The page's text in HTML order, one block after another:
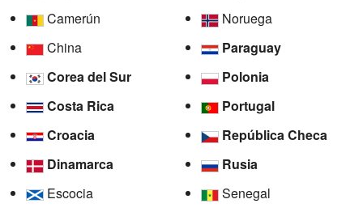
Camerún
China
Corea del Sur
Costa Rica
Croacia
Dinamarca
Escocia
Noruega
Paraguay
Polonia
Portugal
República Checa
Rusia
Senegal